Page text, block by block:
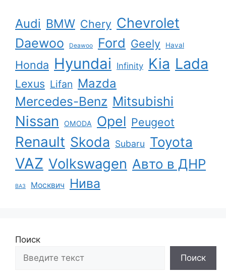
Audi BMW Chery Chevrolet
Daewoo Deawoo Ford Geely Haval
Honda Hyundai Infinity Kia Lada
Lexus Lifan Mazda
Mercedes-Benz Mitsubishi
Nissan OMODA Opel Peugeot
Renault Skoda Subaru Toyota
VAZ Volkswagen Авто в ДНР
ВАЗ Москвич Нива
Поиск
Поиск